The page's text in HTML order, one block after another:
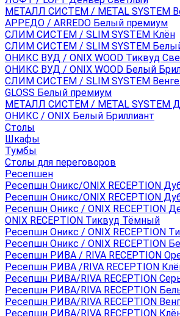
МЕТАЛЛ СИСТЕМ / METAL SYSTEM
АРРЕДО / ARREDO Белый премиум
СЛИМ СИСТЕМ / SLIM SYSTEM Клён
СЛИМ СИСТЕМ / SLIM SYSTEM
ОНИКС ВУД / ONIX WOOD Тиквуд
ОНИКС ВУД / ONIX WOOD Белый
СЛИМ СИСТЕМ / SLIM SYSTEM
GLOSS Белый премиум
МЕТАЛЛ СИСТЕМ / METAL SYSTEM
ОНИКС / ONIX Белый Бриллиант
Столы
Шкафы
Тумбы
Столы для переговоров
Ресепшен
Ресепшн Оникс/ONIX RECEPTION
Ресепшн Оникс/ONIX RECEPTION
Ресепшн Оникс / ONIX RECEPTION
ONIX RECEPTION Тиквуд Тёмный
Ресепшн Оникс / ONIX RECEPTION
Ресепшн Оникс / ONIX RECEPTION
Ресепшн РИВА / RIVA RECEPTION
Ресепшн РИВА /RIVA RECEPTION
Ресепшн РИВА/RIVA RECEPTION
Ресепшн РИВА/RIVA RECEPTION
Ресепшн РИВА/RIVA RECEPTION
Ресепшн РИВА/RIVA RECEPTION